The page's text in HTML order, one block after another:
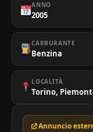
ANNO
2005
CARBURANTE
Benzina
LOCALITÀ
Torino,
Annuncio